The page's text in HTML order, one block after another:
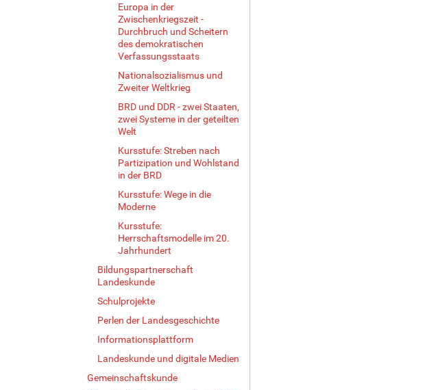
Europa in der
Zwischenkriegszeit -
Durchbruch und Scheitern
des demokratischen
Verfassungsstaats
Nationalsozialismus und
Zweiter Weltkrieg
BRD und DDR - zwei Staaten,
zwei Systeme in der geteilten
Welt
Kursstufe: Streben nach
Partizipation und Wohlstand
in der BRD
Kursstufe: Wege in die
Moderne
Kursstufe:
Herrschaftsmodelle im 20.
Jahrhundert
Bildungspartnerschaft
Landeskunde
Schulprojekte
Perlen der Landesgeschichte
Informationsplattform
Landeskunde und digitale Medien
Gemeinschaftskunde